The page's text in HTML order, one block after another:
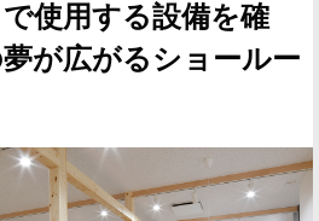
使用する設備を確
が広がるショールー